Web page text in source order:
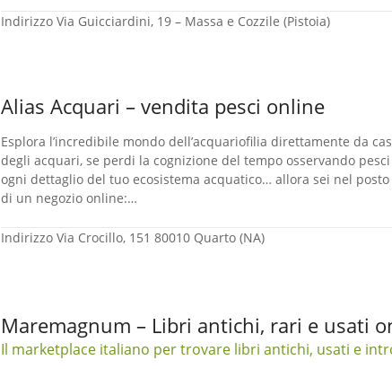
Indirizzo Via Guicciardini, 19 – Massa e Cozzile (Pistoia)
Alias Acquari – vendita pesci online
Esplora l’incredibile mondo dell’acquariofilia direttamente da
degli acquari, se perdi la cognizione del tempo osservando
ogni dettaglio del tuo ecosistema acquatico… allora sei nel
di un negozio online:…
Indirizzo Via Crocillo, 151 80010 Quarto (NA)
Maremagnum – Libri antichi, rari e usati
Il marketplace italiano per trovare libri antichi, usati e